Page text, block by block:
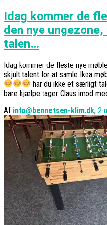
Idag kommer de
den nye
talen…
Idag kommer de fleste nye
skjult talent for at samle Ikea
har du ikke et særligt
bare hjælpe tager Claus imod
Af info@bennetsen-klim.dk, 2